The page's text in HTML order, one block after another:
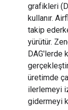
grafikleri
kullanır.
takip
yürütür.
DAG'lerde
üretimde
ilerlemeyi
gidermeyi